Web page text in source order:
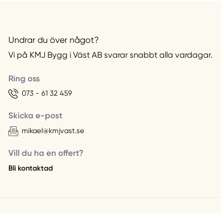
Undrar du över något?
Vi på KMJ Bygg i Väst AB svarar snabbt alla vardagar.
Ring oss
073 - 61 32 459
Skicka e-post
mikael@kmjvast.se
Vill du ha en offert?
Bli kontaktad